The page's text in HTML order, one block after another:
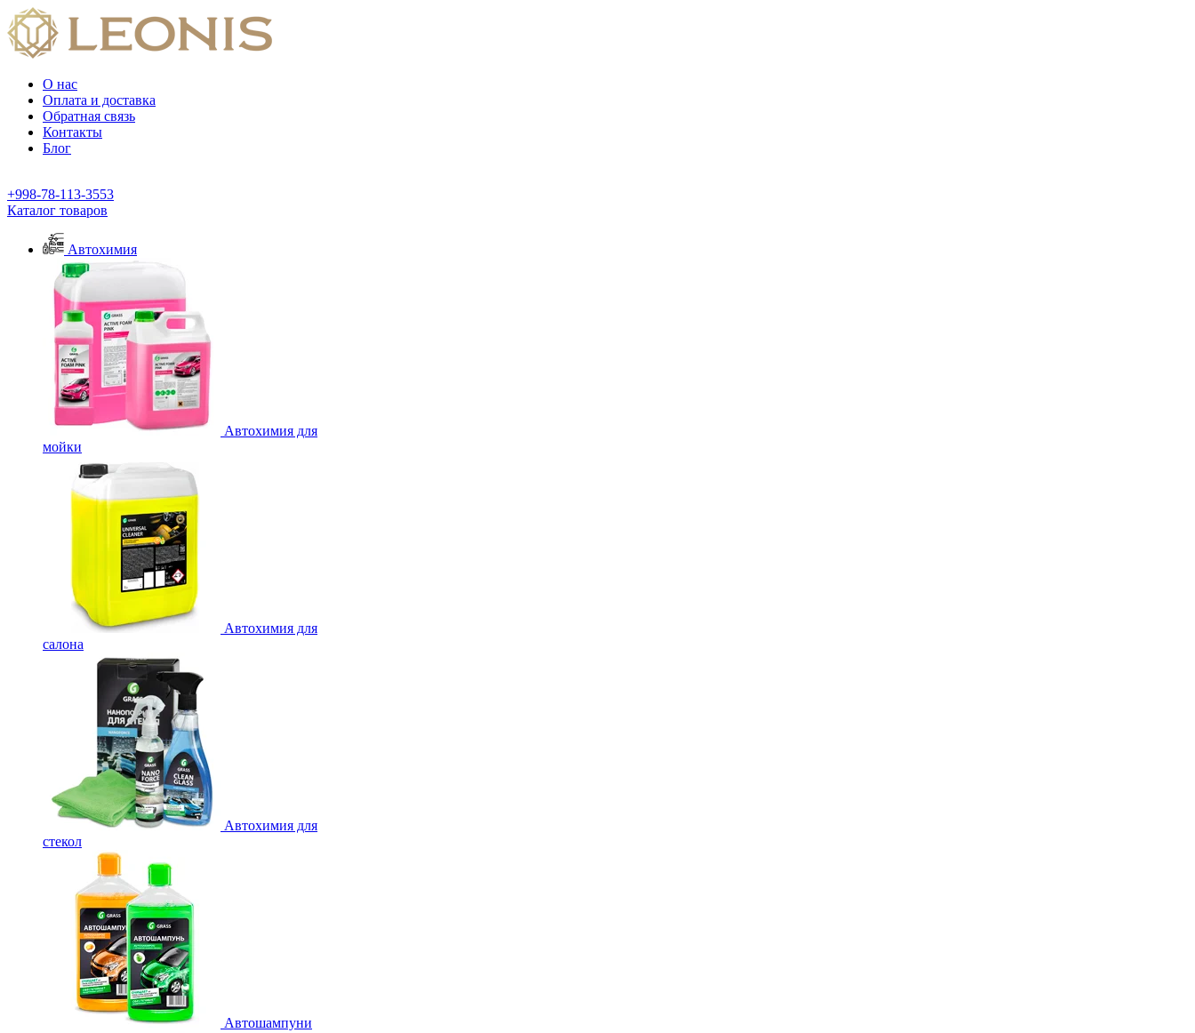
О нас
Оплата и доставка
Обратная связь
Контакты
Блог
+998-78-113-3553
Каталог товаров
Автохимия
Автохимия для
мойки
Автохимия для
салона
Автохимия для
стекол
Автошампуни